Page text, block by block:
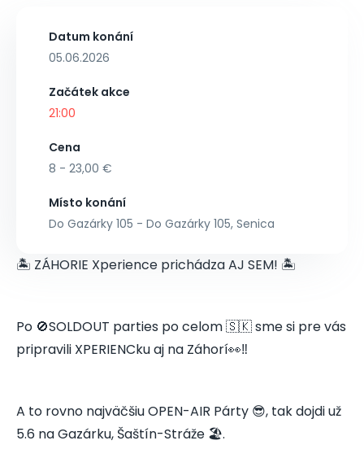
Datum konání
05.06.2026
Začátek akce
21:00
Cena
8 - 23,00 €
Místo konání
Do Gazárky 105 - Do Gazárky 105, Senica
🏝️ ZÁHORIE Xperience prichádza AJ SEM! 🏝️
Po 🚫SOLDOUT parties po celom 🇸🇰 sme si pre vás
pripravili XPERIENCku aj na Záhorí👀‼️
A to rovno najväčšiu OPEN-AIR Párty 😎, tak dojdi už
5.6 na Gazárku, Šaštín-Stráže 🏖️.